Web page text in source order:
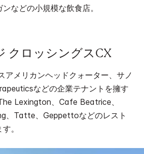
などの小規模な飲食店。
クロッシングスCX
アメリカンヘッドクォーター、サノ
などの企業テナントを擁す
Lexington、Cafe Beatrice、
、Tatte、Geppettoなどのレスト
。